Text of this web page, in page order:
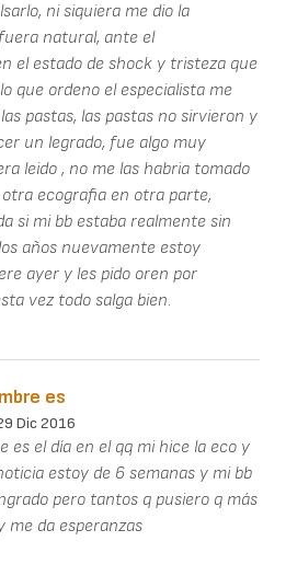
ni siquiera me dio la
natural, ante el
el estado de shock y tristeza que
que ordeno el especialista me
pastas, las pastas no sirvieron y
un legrado, fue algo muy
leido , no me las habria tomado
ecografia en otra parte,
si mi bb estaba realmente sin
años nuevamente estoy
ayer y les pido oren por
vez todo salga bien.
es
Dic 2016
es el día en el qq mi hice la eco y
estoy de 6 semanas y mi bb
pero tantos q pusiero q más
me da esperanzas